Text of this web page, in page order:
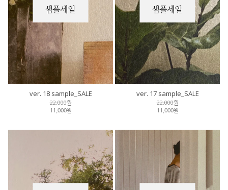
ver. 18 sample_SALE
22,000원
11,000원
ver. 17 sample_SALE
22,000원
11,000원